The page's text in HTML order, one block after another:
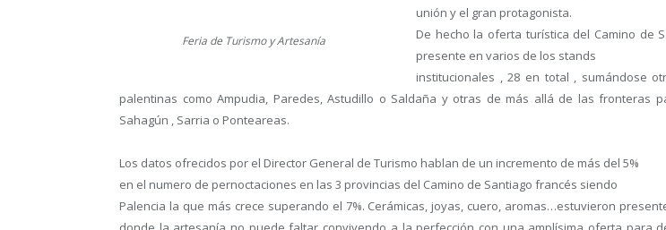
Feria de Turismo y Artesanía
unión y el gran protagonista.
De hecho la oferta turística del Camino de
presente en varios de los stands
institucionales , 28 en total , sumándose
palentinas como Ampudia, Paredes, Astudillo o Saldaña y otras de más allá de las fronteras
Sahagún , Sarria o Ponteareas.
Los datos ofrecidos por el Director General de Turismo hablan de un incremento de más del 5%
en el numero de pernoctaciones en las 3 provincias del Camino de Santiago francés siendo
Palencia la que más crece superando el 7%. Cerámicas, joyas, cuero, aromas…estuvieron